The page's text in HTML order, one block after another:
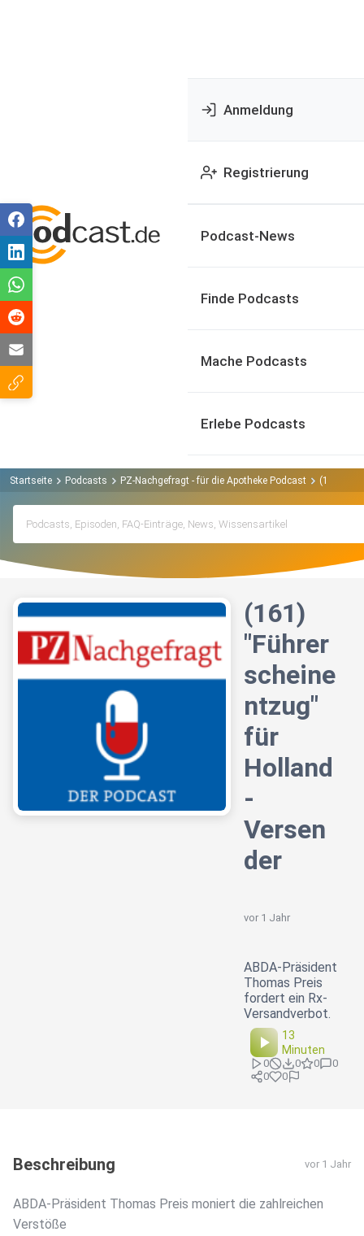
Anmeldung
Registrierung
Podcast-News
Finde Podcasts
Mache Podcasts
Erlebe Podcasts
Startseite Podcasts PZ-Nachgefragt - für die Apotheke Podcast (161)
(161)
"Führer
scheine
ntzug"
für
Holland
-
Versen
der
vor 1 Jahr
ABDA-Präsident
Thomas Preis
fordert ein Rx-
Versandverbot.
13
Minuten
0 0 0
0
0
0
Beschreibung vor 1 Jahr
ABDA-Präsident Thomas Preis moniert die zahlreichen
Verstöße